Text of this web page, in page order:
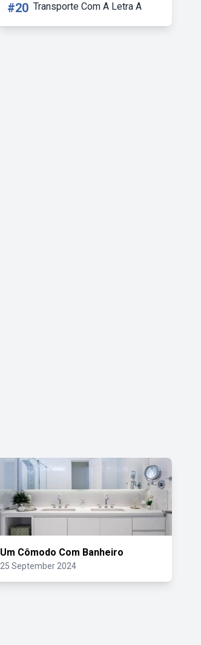
#20 Transporte Com A Letra A
Um Cômodo Com Banheiro
25 September 2024